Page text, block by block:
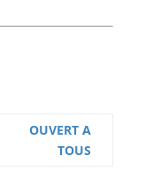
OUVERT A
TOUS